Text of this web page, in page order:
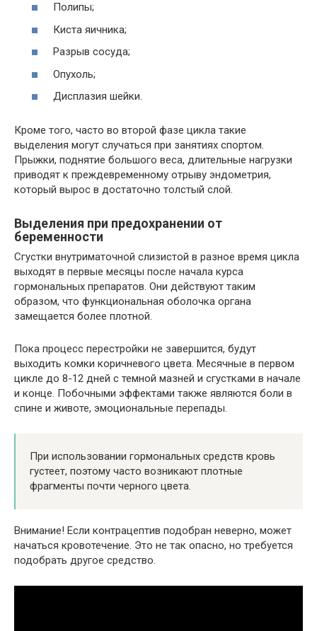
Полипы;
Киста яичника;
Разрыв сосуда;
Опухоль;
Дисплазия шейки.
Кроме того, часто во второй фазе цикла такие
выделения могут случаться при занятиях спортом.
Прыжки, поднятие большого веса, длительные нагрузки
приводят к преждевременному отрыву эндометрия,
который вырос в достаточно толстый слой.
Выделения при предохранении от
беременности
Сгустки внутриматочной слизистой в разное время цикла
выходят в первые месяцы после начала курса
гормональных препаратов. Они действуют таким
образом, что функциональная оболочка органа
замещается более плотной.
Пока процесс перестройки не завершится, будут
выходить комки коричневого цвета. Месячные в первом
цикле до 8-12 дней с темной мазней и сгустками в начале
и конце. Побочными эффектами также являются боли в
спине и животе, эмоциональные перепады.
При использовании гормональных средств кровь
густеет, поэтому часто возникают плотные
фрагменты почти черного цвета.
Внимание! Если контрацептив подобран неверно, может
начаться кровотечение. Это не так опасно, но требуется
подобрать другое средство.